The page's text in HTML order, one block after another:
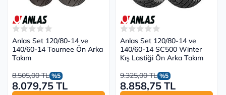
Anlas Set 120/80-14 ve
140/60-14 Tournee Ön Arka
Takım
8.505,00 TL %5
8.079,75 TL
Anlas Set 120/80-14 ve
140/60-14 SC500 Winter
Kış Lastiği Ön Arka Takım
9.325,00 TL %5
8.858,75 TL